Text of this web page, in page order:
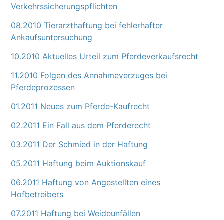
Verkehrssicherungspflichten
08.2010 Tierarzthaftung bei fehlerhafter
Ankaufsuntersuchung
10.2010 Aktuelles Urteil zum Pferdeverkaufsrecht
11.2010 Folgen des Annahmeverzuges bei
Pferdeprozessen
01.2011 Neues zum Pferde-Kaufrecht
02.2011 Ein Fall aus dem Pferderecht
03.2011 Der Schmied in der Haftung
05.2011 Haftung beim Auktionskauf
06.2011 Haftung von Angestellten eines
Hofbetreibers
07.2011 Haftung bei Weideunfällen